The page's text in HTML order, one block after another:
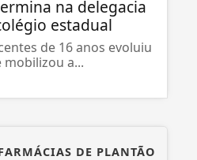
na delegacia
estadual
de 16 anos evoluiu
mobilizou a...
DE PLANTÃO